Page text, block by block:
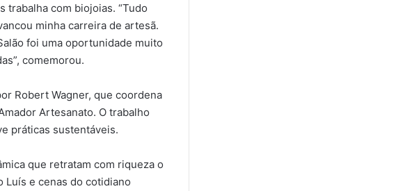
trabalha com biojoias. “Tudo
minha carreira de artesã.
foi uma oportunidade muito
comemorou.
Robert Wagner, que coordena
Artesanato. O trabalho
práticas sustentáveis.
que retratam com riqueza o
Luís e cenas do cotidiano